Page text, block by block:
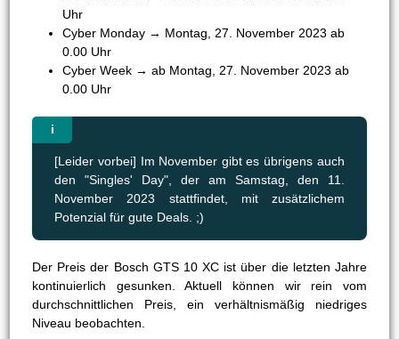
Uhr
Cyber Monday → Montag, 27. November 2023 ab
0.00 Uhr
Cyber Week → ab Montag, 27. November 2023 ab
0.00 Uhr
[Leider vorbei] Im November gibt es übrigens auch
den "Singles' Day", der am Samstag, den 11.
November 2023 stattfindet, mit zusätzlichem
Potenzial für gute Deals. ;)
Der Preis der Bosch GTS 10 XC ist über die letzten Jahre
kontinuierlich gesunken. Aktuell können wir rein vom
durchschnittlichen Preis, ein verhältnismäßig niedriges
Niveau beobachten.